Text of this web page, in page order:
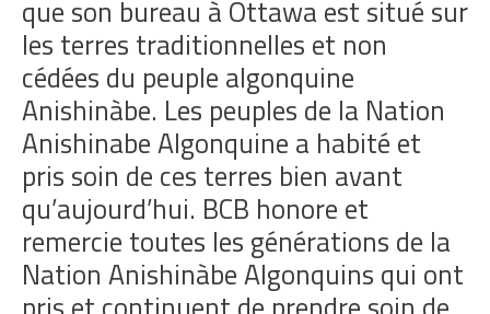
que son bureau à Ottawa est situé sur
les terres traditionnelles et non
cédées du peuple algonquine
Anishinàbe. Les peuples de la Nation
Anishinabe Algonquine a habité et
pris soin de ces terres bien avant
qu’aujourd’hui. BCB honore et
remercie toutes les générations de la
Nation Anishinàbe Algonquins qui ont